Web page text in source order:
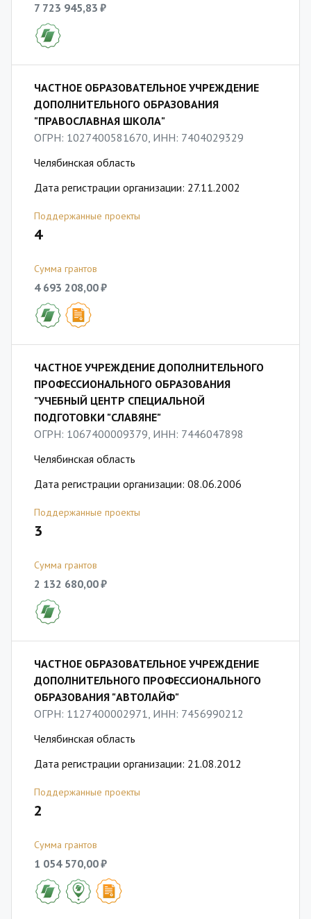
7 723 945,83 ₽
ЧАСТНОЕ ОБРАЗОВАТЕЛЬНОЕ УЧРЕЖДЕНИЕ
ДОПОЛНИТЕЛЬНОГО ОБРАЗОВАНИЯ
"ПРАВОСЛАВНАЯ ШКОЛА"
ОГРН: 1027400581670, ИНН: 7404029329
Челябинская область
Дата регистрации организации: 27.11.2002
Поддержанные проекты
4
Сумма грантов
4 693 208,00 ₽
ЧАСТНОЕ УЧРЕЖДЕНИЕ ДОПОЛНИТЕЛЬНОГО
ПРОФЕССИОНАЛЬНОГО ОБРАЗОВАНИЯ
"УЧЕБНЫЙ ЦЕНТР СПЕЦИАЛЬНОЙ
ПОДГОТОВКИ "СЛАВЯНЕ"
ОГРН: 1067400009379, ИНН: 7446047898
Челябинская область
Дата регистрации организации: 08.06.2006
Поддержанные проекты
3
Сумма грантов
2 132 680,00 ₽
ЧАСТНОЕ ОБРАЗОВАТЕЛЬНОЕ УЧРЕЖДЕНИЕ
ДОПОЛНИТЕЛЬНОГО ПРОФЕССИОНАЛЬНОГО
ОБРАЗОВАНИЯ "АВТОЛАЙФ"
ОГРН: 1127400002971, ИНН: 7456990212
Челябинская область
Дата регистрации организации: 21.08.2012
Поддержанные проекты
2
Сумма грантов
1 054 570,00 ₽